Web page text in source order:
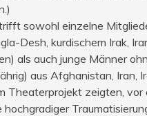
sowohl einzelne
Desh, kurdischem Irak,
als auch junge Männer
aus Afghanistan, Iran,
Theaterprojekt zeigten, vor